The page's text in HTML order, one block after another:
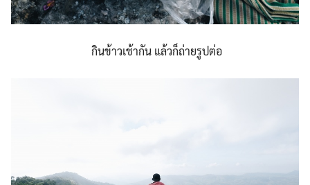
กินข้าวเช้ากัน แล้วก็ถ่ายรูปต่อ